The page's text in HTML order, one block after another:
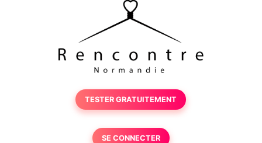
TESTER GRATUITEMENT
SE CONNECTER